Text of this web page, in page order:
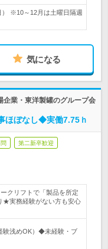
） ※10～12月は土曜日隔週
気になる
企業・東洋製罐のグループ会
ほぼなし◆実働7.75ｈ
第二新卒歓迎
クリフトで「製品を所定
★実務経験がない方も安心
験浅めOK）◆未経験・ブ